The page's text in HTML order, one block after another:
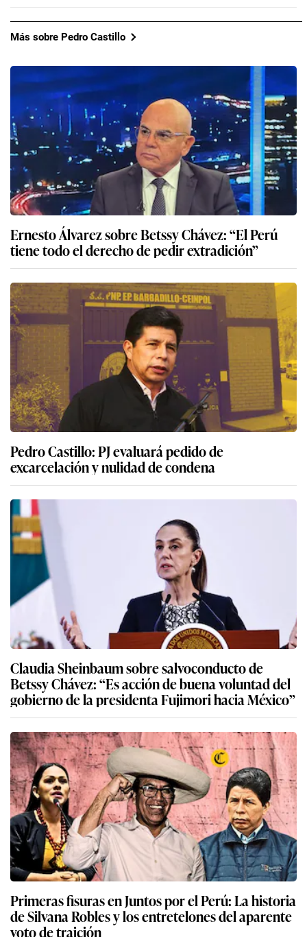
Más sobre Pedro Castillo
Ernesto Álvarez sobre Betssy Chávez: “El Perú
tiene todo el derecho de pedir extradición”
Pedro Castillo: PJ evaluará pedido de
excarcelación y nulidad de condena
Claudia Sheinbaum sobre salvoconducto de
Betssy Chávez: “Es acción de buena voluntad del
gobierno de la presidenta Fujimori hacia México”
Primeras fisuras en Juntos por el Perú: La historia
de Silvana Robles y los entretelones del aparente
voto de traición